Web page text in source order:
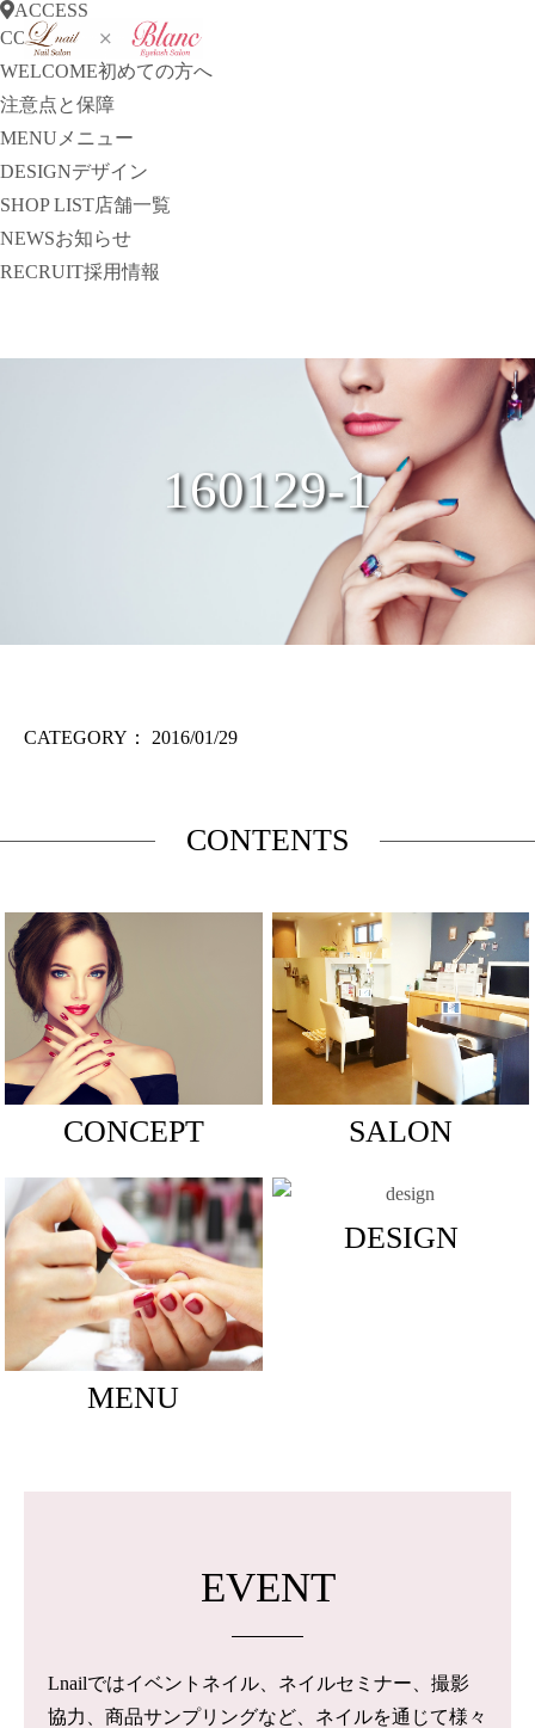
ACCESS
CONCEPT
コンセプト
WELCOME初めての方へ
注意点と保障
MENU メニュー
DESIGNデザイン
SHOP LIST店舗一覧
NEWSお知らせ
RECRUIT採用情報
160129-1
CATEGORY： 2016/01/29
CONTENTS
CONCEPT SALON
MENU
DESIGN
EVENT
Lnailではイベントネイル、ネイルセミナー、撮影
協力、商品サンプリングなど、ネイルを通じて様々